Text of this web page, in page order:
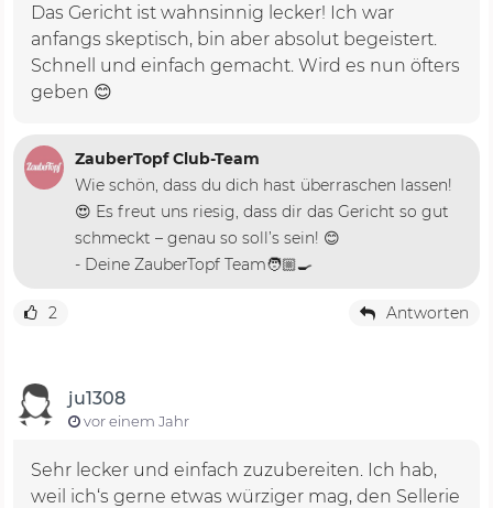
Das Gericht ist wahnsinnig lecker! Ich war
anfangs skeptisch, bin aber absolut begeistert.
Schnell und einfach gemacht. Wird es nun öfters
geben 😊
ZauberTopf Club-Team
Wie schön, dass du dich hast überraschen lassen!
😍 Es freut uns riesig, dass dir das Gericht so gut
schmeckt – genau so soll’s sein! 😊
- Deine ZauberTopf Team🧑🏼‍🍳
2 Antworten
ju1308
vor einem Jahr
Sehr lecker und einfach zuzubereiten. Ich hab,
weil ich‘s gerne etwas würziger mag, den Sellerie